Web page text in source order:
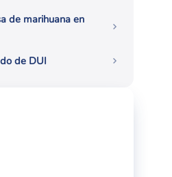
de marihuana en
de DUI